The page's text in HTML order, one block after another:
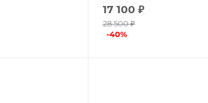
17 100 ₽
28 500₽
-40%